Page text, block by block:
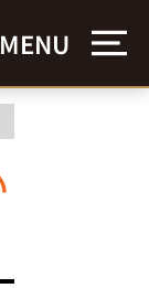
MENU